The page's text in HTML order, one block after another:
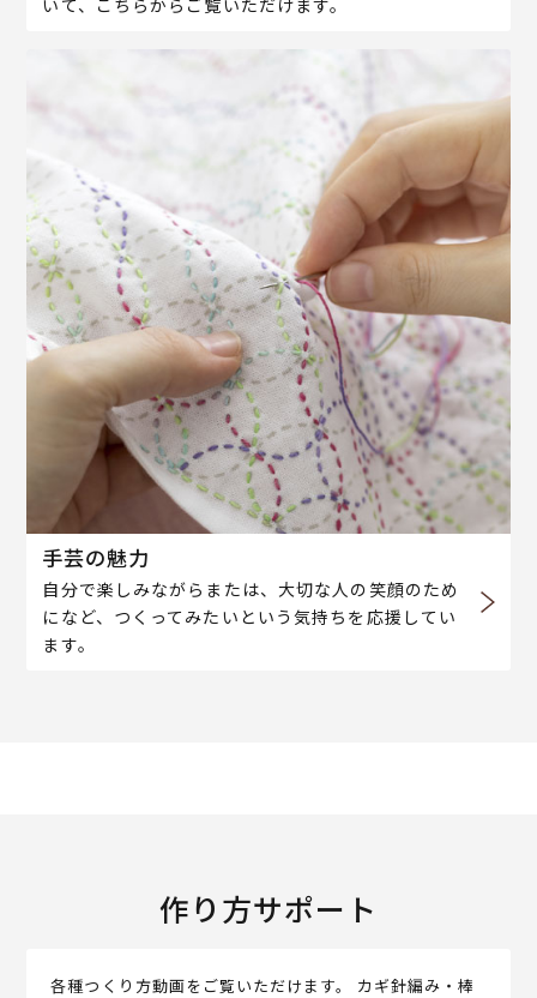
いて、こちらからご覧いただけます。
手芸の魅力
自分で楽しみながらまたは、大切な人の笑顔のため
になど、つくってみたいという気持ちを応援してい
ます。
作り方サポート
各種つくり方動画をご覧いただけます。 カギ針編み・棒